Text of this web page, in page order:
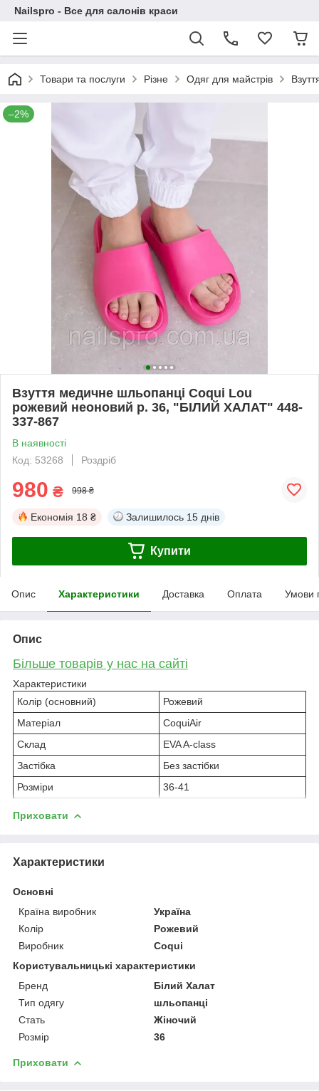
Nailspro - Все для салонів краси
Товари та послуги Різне Одяг для майстрів
–2%
Взуття медичне шльопанці Coqui Lou
рожевий неоновий р. 36, "БІЛИЙ ХАЛАТ" 448-
337-867
В наявності
Код: 53268
Роздріб
980 ₴ 998 ₴
Економія 18 ₴ Залишилось 15 днів
Купити
Опис Характеристики Доставка Оплата Умови
Опис
Більше товарів у нас на сайті
Характеристики
Колір (основний)
Рожевий
Матеріал
CoquiAir
Склад
EVA A-class
Застібка
Без застібки
Розміри
36-41
Приховати
Характеристики
Основні
Країна виробник
Україна
Колір
Рожевий
Виробник
Coqui
Користувальницькі характеристики
Бренд
Білий Халат
Тип одягу
шльопанці
Стать
Жіночий
Розмір
36
Приховати